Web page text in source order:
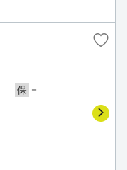
保 －